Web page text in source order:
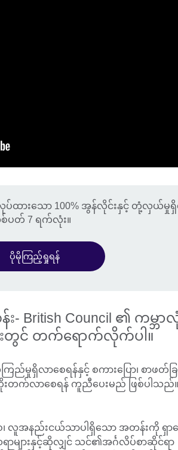
ထားသော 100% အွန်လိုင်းနှင့် တုံ့လှယ်မှု
စ်ပတ် 7 ရက်လုံး။
ပိုမိုကြည့်ရှုရန်
British Council ၏ ကမ္ဘာ
တွင် တက်ရောက်လိုက်ပါ။
လာစေရန်နှင့် စကားပြော၊ စာဖတ်ခြင်
တိုးတက်လာစေရန် ကူညီပေးမည် ဖြစ်ပါသည်
လူအနည်းငယ်သာပါရှိသော အတန်းကို ရှာ
ရာများနှင့်ဆိုလျှင် သင်၏အင်္ဂလိပ်စာဆိုင်ရာ